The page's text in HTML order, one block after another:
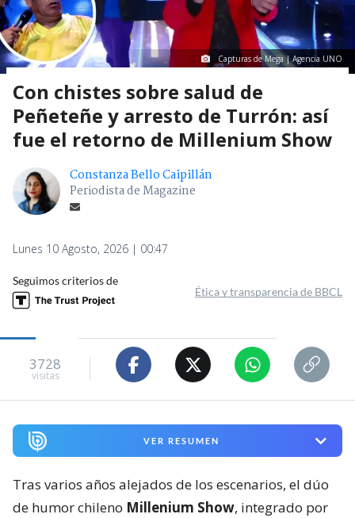
Capturas de Mega | Agencia UNO
Con chistes sobre salud de
Peñeteñe y arresto de Turrón: así
fue el retorno de Millenium Show
Constanza Bello Caipillán
Periodista de Magazine
Lunes 10 Agosto, 2026 | 00:47
Seguimos criterios de
Ética y transparencia de BBCL
3728
visitas
VER RESUMEN
Tras varios años alejados de los escenarios, el dúo
de humor chileno Millenium Show, integrado por